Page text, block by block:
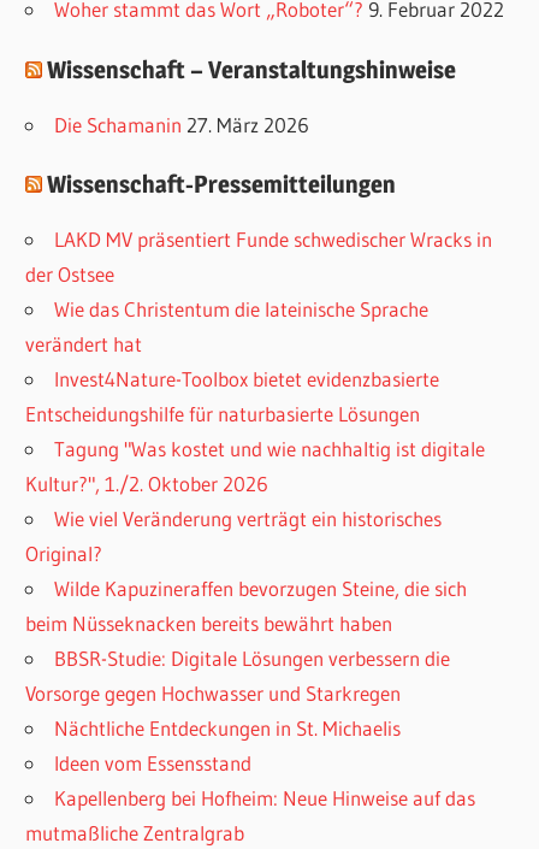
n
Woher stammt das Wort „Roboter“? 9. Februar 2022
Wissenschaft – Veranstaltungshinweise
Die Schamanin 27. März 2026
Wissenschaft-Pressemitteilungen
LAKD MV präsentiert Funde schwedischer Wracks in
der Ostsee
Wie das Christentum die lateinische Sprache
verändert hat
Invest4Nature-Toolbox bietet evidenzbasierte
Entscheidungshilfe für naturbasierte Lösungen
Tagung "Was kostet und wie nachhaltig ist digitale
Kultur?", 1./2. Oktober 2026
Wie viel Veränderung verträgt ein historisches
Original?
Wilde Kapuzineraffen bevorzugen Steine, die sich
beim Nüsseknacken bereits bewährt haben
BBSR-Studie: Digitale Lösungen verbessern die
Vorsorge gegen Hochwasser und Starkregen
Nächtliche Entdeckungen in St. Michaelis
Ideen vom Essensstand
Kapellenberg bei Hofheim: Neue Hinweise auf das
mutmaßliche Zentralgrab